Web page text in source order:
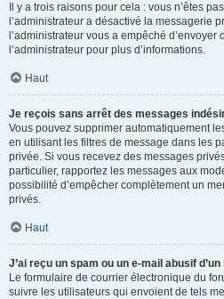
Il y a trois raisons pour cela : vous n’êtes
l’administrateur a désactivé la messagerie
l’administrateur vous a empêché
l’administrateur pour plus d’informations.
Haut
Je reçois sans arrêt des messages
Vous pouvez supprimer automatiquement
en utilisant les filtres de message dans les
privée. Si vous recevez des messages
particulier, rapportez les messages aux
possibilité d’empêcher complètement un
privés.
Haut
J’ai reçu un spam ou un e-mail abusif
Le formulaire de courrier électronique du
suivre les utilisateurs qui envoient de tels